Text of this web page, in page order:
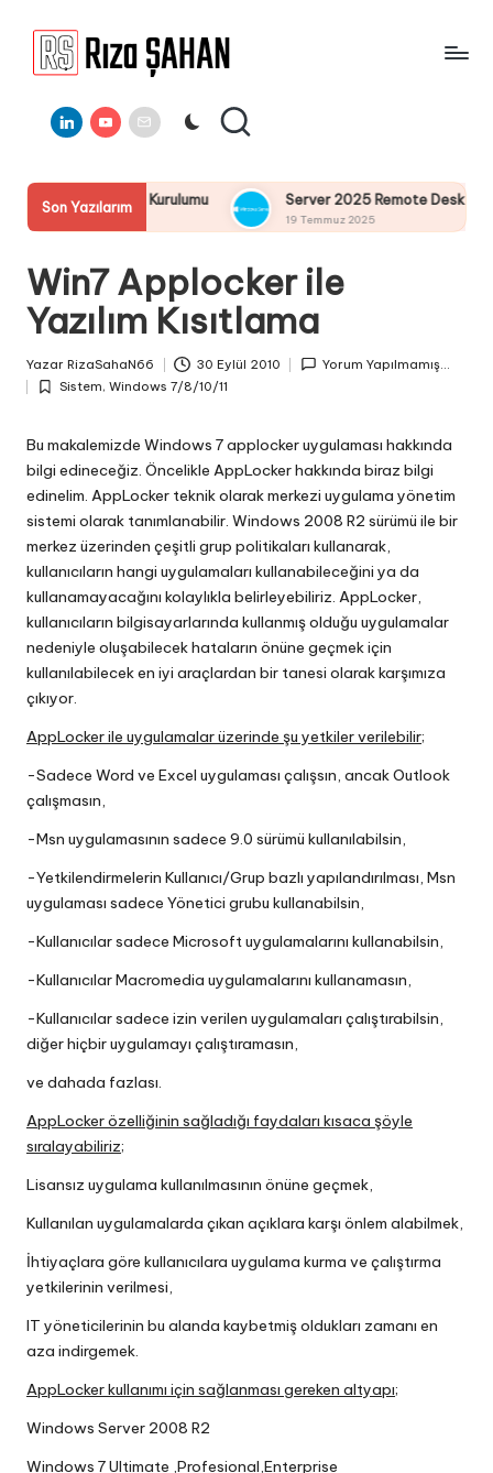
a
Ş
A
H
A
N
Bilgi
Paylaşım
LinkedinYoutube
E-
Mail
Son Yazılarım
Kurulumu Server 2025 Remote Desktop Services
19 Temmuz 2025
Win7 Applocker ile
Yazılım Kısıtlama
by
Yazar RizaSahaN66 30 Eylül 2010 Yorum Yapılmamış...
Posted
Sistem, Windows 7/8/10/11
Bu makalemizde Windows 7 applocker uygulaması hakkında
bilgi edineceğiz. Öncelikle AppLocker hakkında biraz bilgi
edinelim. AppLocker teknik olarak merkezi uygulama yönetim
sistemi olarak tanımlanabilir. Windows 2008 R2 sürümü ile bir
merkez üzerinden çeşitli grup politikaları kullanarak,
kullanıcıların hangi uygulamaları kullanabileceğini ya da
kullanamayacağını kolaylıkla belirleyebiliriz. AppLocker,
kullanıcıların bilgisayarlarında kullanmış olduğu uygulamalar
nedeniyle oluşabilecek hataların önüne geçmek için
kullanılabilecek en iyi araçlardan bir tanesi olarak karşımıza
çıkıyor.
AppLocker ile uygulamalar üzerinde şu yetkiler verilebilir;
-Sadece Word ve Excel uygulaması çalışsın, ancak Outlook
çalışmasın,
-Msn uygulamasının sadece 9.0 sürümü kullanılabilsin,
-Yetkilendirmelerin Kullanıcı/Grup bazlı yapılandırılması, Msn
uygulaması sadece Yönetici grubu kullanabilsin,
-Kullanıcılar sadece Microsoft uygulamalarını kullanabilsin,
-Kullanıcılar Macromedia uygulamalarını kullanamasın,
-Kullanıcılar sadece izin verilen uygulamaları çalıştırabilsin,
diğer hiçbir uygulamayı çalıştıramasın,
ve dahada fazlası.
AppLocker özelliğinin sağladığı faydaları kısaca şöyle
sıralayabiliriz;
Lisansız uygulama kullanılmasının önüne geçmek,
Kullanılan uygulamalarda çıkan açıklara karşı önlem alabilmek,
İhtiyaçlara göre kullanıcılara uygulama kurma ve çalıştırma
yetkilerinin verilmesi,
IT yöneticilerinin bu alanda kaybetmiş oldukları zamanı en
aza indirgemek.
AppLocker kullanımı için sağlanması gereken altyapı;
Windows Server 2008 R2
Windows 7 Ultimate ,Profesional,Enterprise